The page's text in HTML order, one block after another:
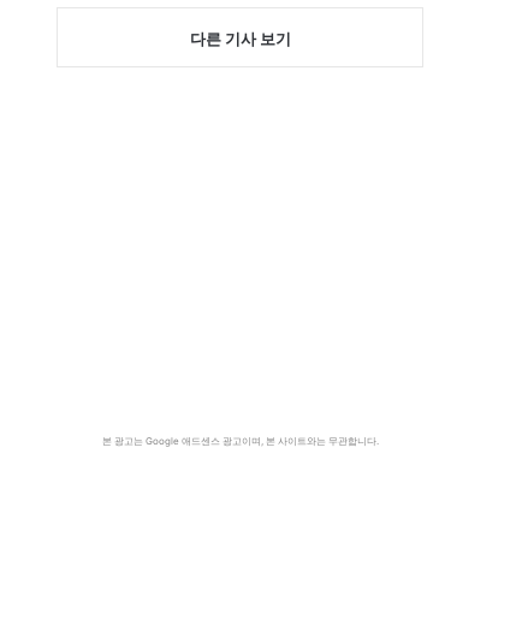
다른 기사 보기
본 광고는 Google 애드센스 광고이며, 본 사이트와는 무관합니다.